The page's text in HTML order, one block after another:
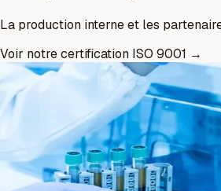
La production interne et les
Voir notre certification ISO 9001 →